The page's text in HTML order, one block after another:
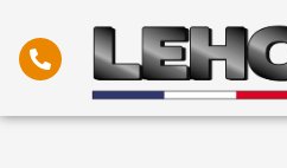
contenu